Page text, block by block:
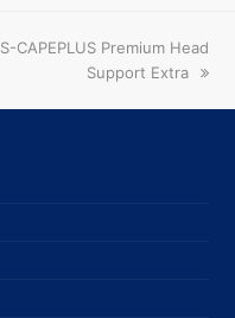
next
S-CAPEPLUS Premium Head
Support Extra